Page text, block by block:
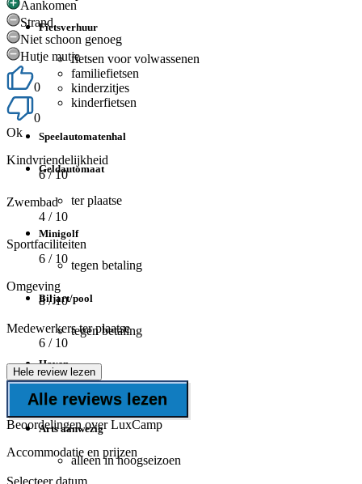
Fietsverhuur
fietsen voor volwassenen
familiefietsen
kinderzitjes
kinderfietsen
Speelautomatenhal
Geldautomaat
ter plaatse
Minigolf
tegen betaling
Biljart/pool
tegen betaling
Haven
boothelling
Arts aanwezig
alleen in hoogseizoen
Aankomen
Strand
Niet schoon genoeg
Hutje mutje
0
0
Ok
Kindvriendelijkheid
6/ 10
Zwembad
4 / 10
Sportfaciliteiten
6 / 10
Omgeving
8/ 10
Medewerkers ter plaatse
6 / 10
Hele review lezen
Alle reviews lezen
Beoordelingen over LuxCamp
Accommodatie en prijzen